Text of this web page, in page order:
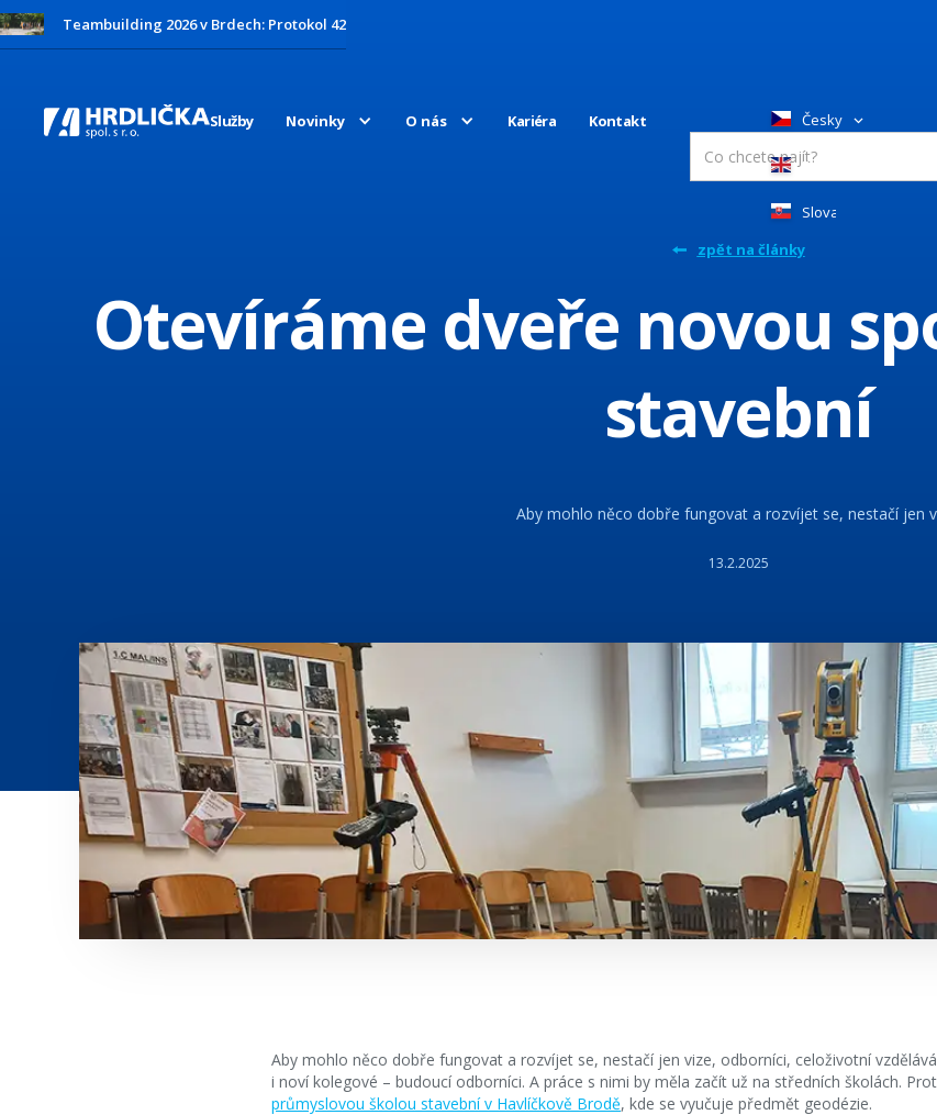
Teambuilding 2026 v Brdech: Protokol 42
Služby Novinky O nás Kariéra Kontakt Česky
English
Slovakia
zpět na články
Otevíráme dveře novou
stavební
Aby mohlo něco dobře fungovat a rozvíjet se, nestačí jen
13.2.2025
Aby mohlo něco dobře fungovat a rozvíjet se, nestačí jen vize, odborníci, celoživotní
i noví kolegové – budoucí odborníci. A práce s nimi by měla začít už na středních školách.
průmyslovou školou stavební v Havlíčkově Brodě, kde se vyučuje předmět geodézie.